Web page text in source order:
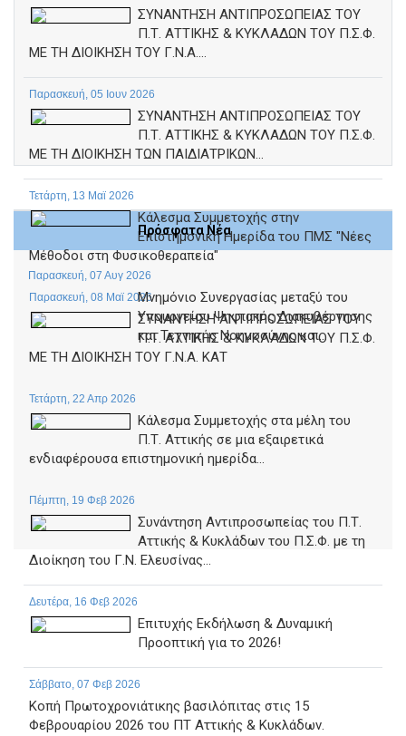
ΣΥΝΑΝΤΗΣΗ ΑΝΤΙΠΡΟΣΩΠΕΙΑΣ ΤΟΥ
Π.Τ. ΑΤΤΙΚΗΣ & ΚΥΚΛΑΔΩΝ ΤΟΥ Π.Σ.Φ.
ΜΕ ΤΗ ΔΙΟΙΚΗΣΗ ΤΟΥ Γ.Ν.Α....
Παρασκευή, 05 Ιουν 2026
ΣΥΝΑΝΤΗΣΗ ΑΝΤΙΠΡΟΣΩΠΕΙΑΣ ΤΟΥ
Π.Τ. ΑΤΤΙΚΗΣ & ΚΥΚΛΑΔΩΝ ΤΟΥ Π.Σ.Φ.
ΜΕ ΤΗ ΔΙΟΙΚΗΣΗ ΤΩΝ ΠΑΙΔΙΑΤΡΙΚΩΝ...
Τετάρτη, 13 Μαϊ 2026
Κάλεσμα Συμμετοχής στην
Επιστημονική Ημερίδα του ΠΜΣ "Νέες
Μέθοδοι στη Φυσικοθεραπεία"
Παρασκευή, 08 Μαϊ 2026
ΣΥΝΑΝΤΗΣΗ ΑΝΤΙΠΡΟΣΩΠΕΙΑΣ ΤΟΥ
Π.Τ. ΑΤΤΙΚΗΣ & ΚΥΚΛΑΔΩΝ ΤΟΥ Π.Σ.Φ.
ΜΕ ΤΗ ΔΙΟΙΚΗΣΗ ΤΟΥ Γ.Ν.Α. ΚΑΤ
Τετάρτη, 22 Απρ 2026
Κάλεσμα Συμμετοχής στα μέλη του
Π.Τ. Αττικής σε μια εξαιρετικά
ενδιαφέρουσα επιστημονική ημερίδα...
Πέμπτη, 19 Φεβ 2026
Συνάντηση Αντιπροσωπείας του Π.Τ.
Αττικής & Κυκλάδων του Π.Σ.Φ. με τη
Διοίκηση του Γ.Ν. Ελευσίνας...
Δευτέρα, 16 Φεβ 2026
Επιτυχής Εκδήλωση & Δυναμική
Προοπτική για το 2026!
Σάββατο, 07 Φεβ 2026
Κοπή Πρωτοχρονιάτικης βασιλόπιτας στις 15
Φεβρουαρίου 2026 του ΠΤ Αττικής & Κυκλάδων.
Πρόσφατα Νέα
Παρασκευή, 07 Αυγ 2026
Μνημόνιο Συνεργασίας μεταξύ του
Υπουργείου Ψηφιακής Διακυβέρνησης
και Τεχνητής Νοημοσύνης και...